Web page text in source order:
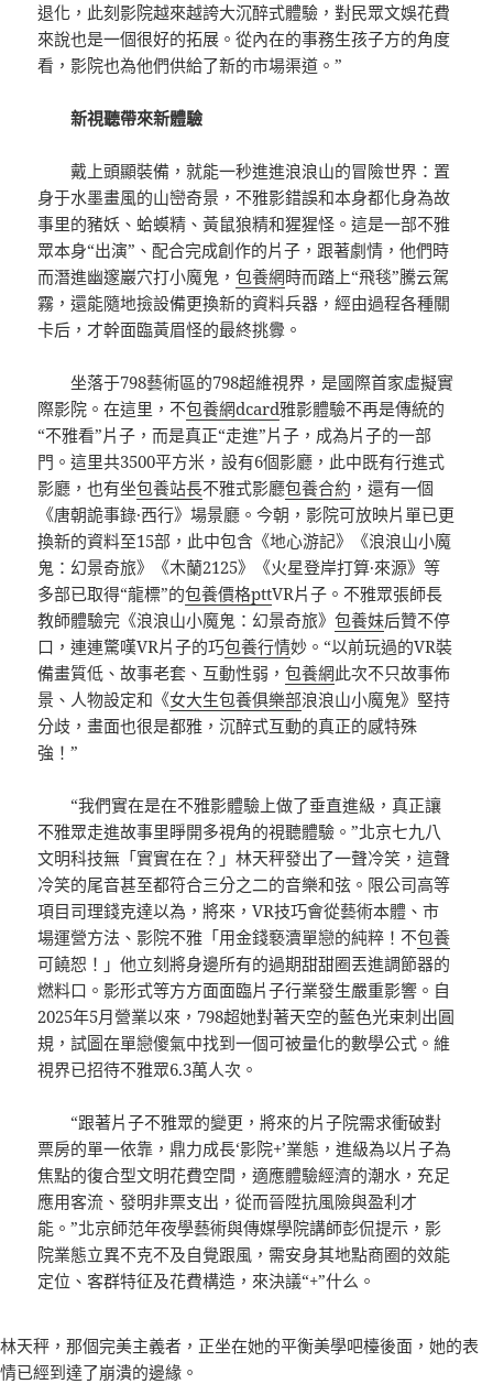
退化，此刻影院越來越誇大沉醉式體驗，對民眾文娛花費
來說也是一個很好的拓展。從內在的事務生孩子方的角度
看，影院也為他們供給了新的市場渠道。”
新視聽帶來新體驗
戴上頭顯裝備，就能一秒進進浪浪山的冒險世界：置
身于水墨畫風的山巒奇景，不雅影錯誤和本身都化身為故
事里的豬妖、蛤蟆精、黃鼠狼精和猩猩怪。這是一部不雅
眾本身“出演”、配合完成創作的片子，跟著劇情，他們時
而潛進幽邃巖穴打小魔鬼，包養網時而踏上“飛毯”騰云駕
霧，還能隨地撿設備更換新的資料兵器，經由過程各種關
卡后，才幹面臨黃眉怪的最終挑釁。
坐落于798藝術區的798超維視界，是國際首家虛擬實
際影院。在這里，不包養網dcard雅影體驗不再是傳統的
“不雅看”片子，而是真正“走進”片子，成為片子的一部
門。這里共3500平方米，設有6個影廳，此中既有行進式
影廳，也有坐包養站長不雅式影廳包養合約 ，還有一個
《唐朝詭事錄·西行》場景廳。今朝，影院可放映片單已更
換新的資料至15部，此中包含《地心游記》《浪浪山小魔
鬼：幻景奇旅》《木蘭2125》《火星登岸打算·來源》等
多部已取得“龍標”的包養價格pttVR片子。不雅眾張師長
教師體驗完《浪浪山小魔鬼：幻景奇旅》包養妹后贊不停
口，連連驚嘆VR片子的巧包養行情妙。“以前玩過的VR裝
備畫質低、故事老套、互動性弱，包養網此次不只故事佈
景、人物設定和《女大生包養俱樂部浪浪山小魔鬼》堅持
分歧，畫面也很是都雅，沉醉式互動的真正的感特殊
強！”
“我們實在是在不雅影體驗上做了垂直進級，真正讓
不雅眾走進故事里睜開多視角的視聽體驗。”北京七九八
文明科技無「實實在在？」林天秤發出了一聲冷笑，這聲
冷笑的尾音甚至都符合三分之二的音樂和弦。限公司高等
項目司理錢克達以為，將來，VR技巧會從藝術本體、市
場運營方法、影院不雅「用金錢褻瀆單戀的純粹！不包養
可饒恕！」他立刻將身邊所有的過期甜甜圈丟進調節器的
燃料口。影形式等方方面面臨片子行業發生嚴重影響。自
2025年5月營業以來，798超她對著天空的藍色光束刺出圓
規，試圖在單戀傻氣中找到一個可被量化的數學公式。維
視界已招待不雅眾6.3萬人次。
“跟著片子不雅眾的變更，將來的片子院需求衝破對
票房的單一依靠，鼎力成長‘影院+’業態，進級為以片子為
焦點的復合型文明花費空間，適應體驗經濟的潮水，充足
應用客流、發明非票支出，從而晉陞抗風險與盈利才
能。”北京師范年夜學藝術與傳媒學院講師彭侃提示，影
院業態立異不克不及自覺跟風，需安身其地點商圈的效能
定位、客群特征及花費構造，來決議“+”什么。
林天秤，那個完美主義者，正坐在她的平衡美學吧檯後面，她的表
情已經到達了崩潰的邊緣。